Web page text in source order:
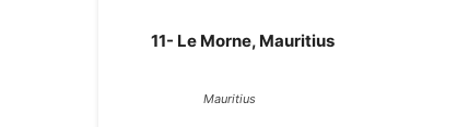
11- Le Morne, Mauritius
Mauritius